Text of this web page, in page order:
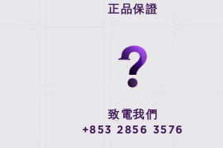
正品保證
致電我們
+853 2856 3576